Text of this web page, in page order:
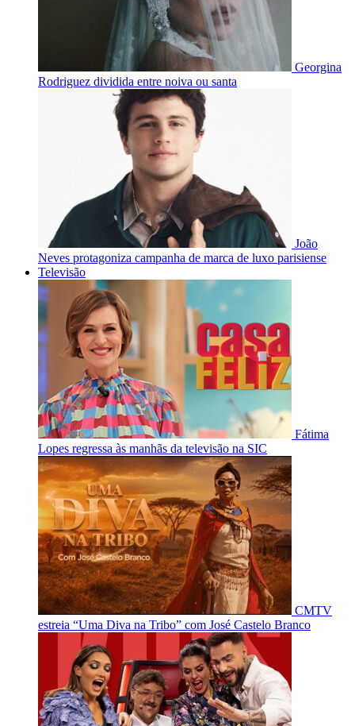
Georgina
Rodriguez dividida entre noiva ou santa
João
Neves protagoniza campanha de marca de luxo parisiense
Televisão
Fátima
Lopes regressa às manhãs da televisão na SIC
CMTV
estreia “Uma Diva na Tribo” com José Castelo Branco